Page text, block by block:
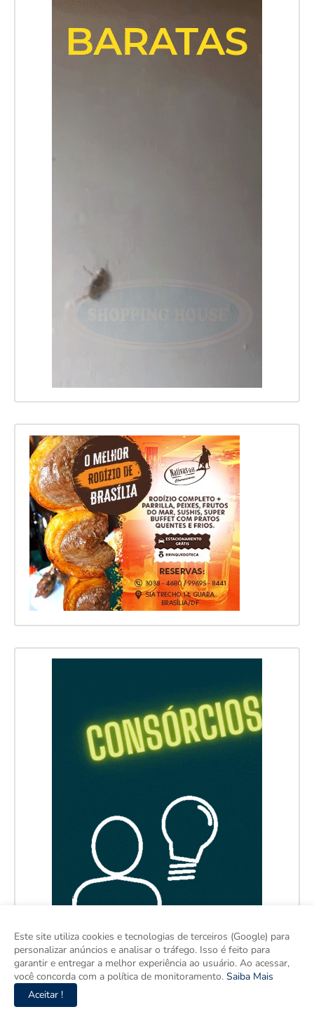
Este site utiliza cookies e tecnologias de terceiros (Google) para
personalizar anúncios e analisar o tráfego. Isso é feito para
garantir e entregar a melhor experiência ao usuário. Ao acessar,
você concorda com a política de monitoramento. Saiba Mais
Aceitar !